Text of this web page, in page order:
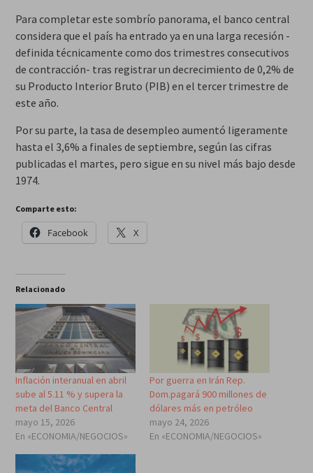
Para completar este sombrío panorama, el banco central
considera que el país ha entrado ya en una larga recesión -
definida técnicamente como dos trimestres consecutivos
de contracción- tras registrar un decrecimiento de 0,2% de
su Producto Interior Bruto (PIB) en el tercer trimestre de
este año.
Por su parte, la tasa de desempleo aumentó ligeramente
hasta el 3,6% a finales de septiembre, según las cifras
publicadas el martes, pero sigue en su nivel más bajo desde
1974.
Comparte esto:
Facebook X
Relacionado
Inflación interanual en abril
sube al 5.11 % y supera la
meta del Banco Central
mayo 15, 2026
En «ECONOMIA/NEGOCIOS»
Por guerra en Irán Rep.
Dom.pagará 900 millones de
dólares más en petróleo
mayo 24, 2026
En «ECONOMIA/NEGOCIOS»